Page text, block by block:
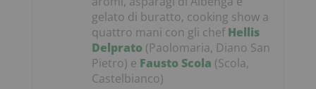
gelato di buratto, cooking show a
quattro mani con gli chefHellis
Delprato(Paolomaria, Diano San
Pietro) e Fausto Scola (Scola,
Castelbianco)